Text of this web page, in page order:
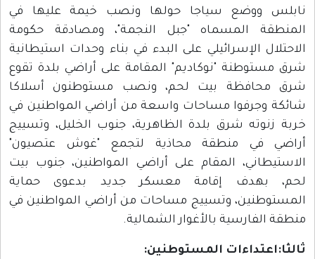
نابلس ووضع سياجا حولها ونصب خيمة عليها في
المنطقة المسماه "جبل النجمة"، ومصادقة حكومة
الاحتلال الإسرائيلي على البدء في بناء وحدات استيطانية
شرق مستوطنة "نوكاديم" المقامة على أراضي بلدة تقوع
شرق محافظة بيت لحم، ونصب مستوطنون أسلاكا
شائكة وجرفوا مساحات واسعة من أراضي المواطنين في
خربة زنوته شرق بلدة الظاهرية، جنوب الخليل، وتسييج
أراضي في منطقة محاذية لتجمع "غوش عتصيون"
الاستيطاني، المقام على أراضي المواطنين، جنوب بيت
لحم، بهدف إقامة معسكر جديد بدعوى حماية
المستوطنين، وتسييج مساحات من أراضي المواطنين في
منطقة الفارسية بالأغوار الشمالية.
ثالثا:اعتداءات المستوطنين: